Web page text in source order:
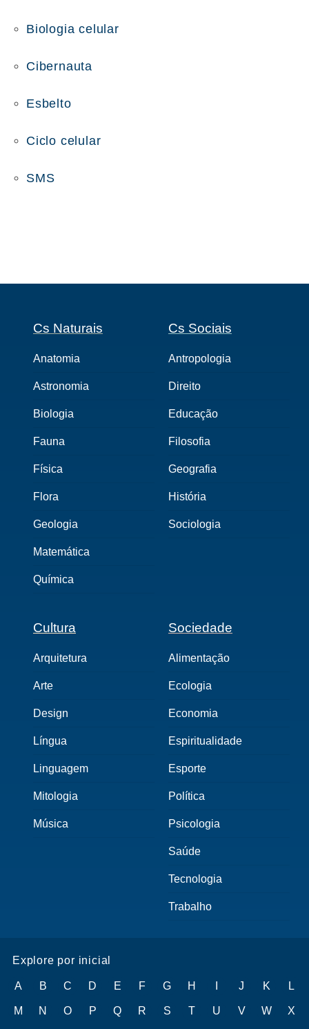
Biologia celular
Cibernauta
Esbelto
Ciclo celular
SMS
Cs Naturais
Anatomia
Astronomia
Biologia
Fauna
Física
Flora
Geologia
Matemática
Química
Cs Sociais
Antropologia
Direito
Educação
Filosofia
Geografia
História
Sociologia
Cultura
Arquitetura
Arte
Design
Língua
Linguagem
Mitologia
Música
Sociedade
Alimentação
Ecologia
Economia
Espiritualidade
Esporte
Política
Psicologia
Saúde
Tecnologia
Trabalho
Explore por inicial
A B C D E F G H J K L
M N O P Q R S T U V W X